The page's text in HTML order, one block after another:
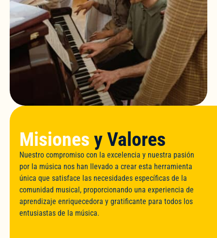
Misiones y Valores
Nuestro compromiso con la excelencia y nuestra pasión
por la música nos han llevado a crear esta herramienta
única que satisface las necesidades específicas de la
comunidad musical, proporcionando una experiencia de
aprendizaje enriquecedora y gratificante para todos los
entusiastas de la música.